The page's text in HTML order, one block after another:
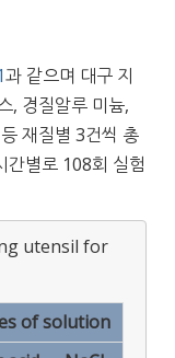
과 같으며 대구 지
, 경질알루 미늄,
재질별 3건씩 총
간별로 108회 실험
utensil for
of solution